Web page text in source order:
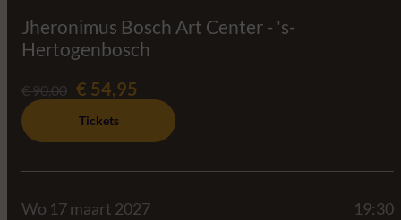
Jheronimus Bosch Art Center - 's-
Hertogenbosch
€ 90,00 € 54,95
Tickets
Wo 17 maart 2027 19:30